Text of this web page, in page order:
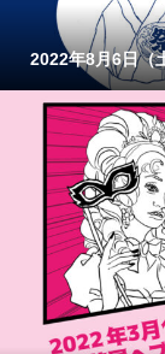
2022年8月6日（